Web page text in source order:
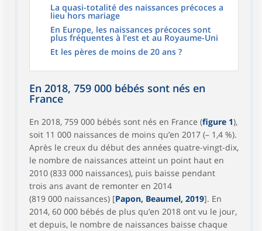
La quasi-totalité des naissances précoces a
lieu hors mariage
En Europe, les naissances précoces sont
plus fréquentes à l’est et au Royaume-Uni
Et les pères de moins de 20 ans ?
En 2018, 759 000 bébés sont nés en
France
En 2018, 759 000 bébés sont nés en France (figure 1),
soit 11 000 naissances de moins qu’en 2017 (– 1,4 %).
Après le creux du début des années quatre-vingt-dix,
le nombre de naissances atteint un point haut en
2010 (833 000 naissances), puis baisse pendant
trois ans avant de remonter en 2014
(819 000 naissances) [Papon, Beaumel, 2019]. En
2014, 60 000 bébés de plus qu’en 2018 ont vu le jour,
et depuis, le nombre de naissances baisse chaque